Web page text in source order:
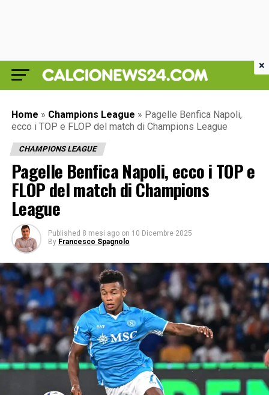
Home » Champions League » Pagelle Benfica Napoli,
ecco i TOP e FLOP del match di Champions League
CHAMPIONS LEAGUE
Pagelle Benfica Napoli, ecco i TOP e
FLOP del match di Champions
League
Published 8 mesi ago on 10 Dicembre 2025
By Francesco Spagnolo
×